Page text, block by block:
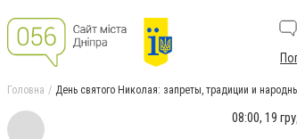
Головна День святого Николая: запреты, традиции и
08:00, 19